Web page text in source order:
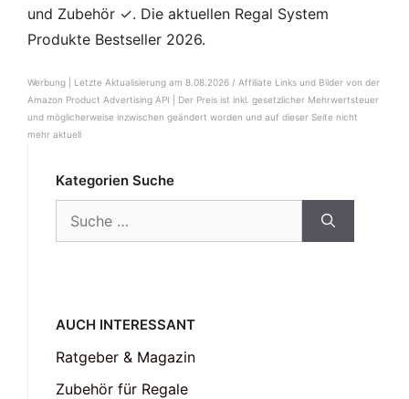
und Zubehör ✓. Die aktuellen Regal System
Produkte Bestseller 2026.
Werbung | Letzte Aktualisierung am 8.08.2026 / Affiliate Links und Bilder von der
Amazon Product Advertising API | Der Preis ist inkl. gesetzlicher Mehrwertsteuer
und möglicherweise inzwischen geändert worden und auf dieser Seite nicht
mehr aktuell
Kategorien Suche
nach:
AUCH INTERESSANT
Ratgeber & Magazin
Zubehör für Regale